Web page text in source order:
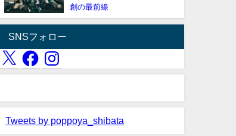
創の最前線
SNSフォロー
Tweets by poppoya_shibata